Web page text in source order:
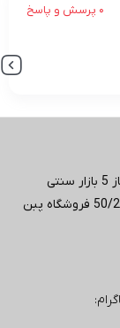
0 پرسش و پاسخ
تهران، ستارخان، خیابان صحرایی، میدان صحرایی، فاز 5 بازار سنتی
ستارخان(مجتمع تجاری آپادانا) ، ورودی A، واحد 50/214 فروشگاه پبن